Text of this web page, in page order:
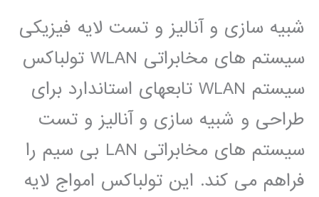
شبیه سازی و آنالیز و تست لایه فیزیکی
سیستم های مخابراتی WLAN تولباکس
سیستم WLAN تابعهای استاندارد برای
طراحی و شبیه سازی و آنالیز و تست
سیستم های مخابراتی LAN بی سیم را
فراهم می کند. این تولباکس امواج لایه